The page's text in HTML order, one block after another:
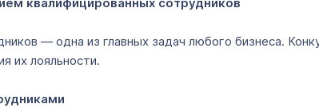
— одна из главных задач любого бизнеса.
их лояльности.